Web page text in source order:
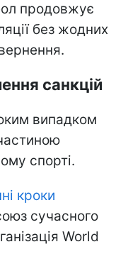
продовжує
без жодних
санкцій
випадком
спорті.
кроки
сучасного
World